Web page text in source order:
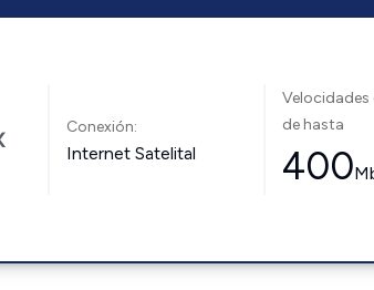
Conexión:
Internet Satelital
Velocidades
de hasta
400